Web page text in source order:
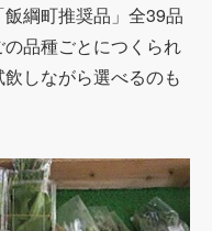
綱町推奨品」全39品
品種ごとにつくられ
しながら選べるのも